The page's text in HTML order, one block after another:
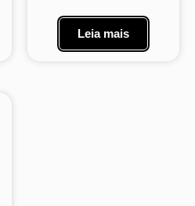
Leia mais